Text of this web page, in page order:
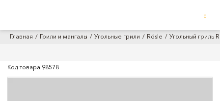
0
Главная Грили и мангалы Угольные грили Rösle Угольный гриль
Код товара 98578